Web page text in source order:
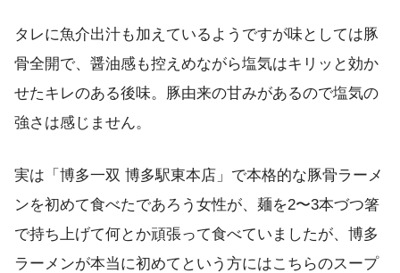
タレに魚介出汁も加えているようですが味としては豚
骨全開で、醤油感も控えめながら塩気はキリッと効か
せたキレのある後味。豚由来の甘みがあるので塩気の
強さは感じません。
実は「博多一双 博多駅東本店」で本格的な豚骨ラーメ
ンを初めて食べたであろう女性が、麺を2〜3本づつ箸
で持ち上げて何とか頑張って食べていましたが、博多
ラーメンが本当に初めてという方にはこちらのスープ